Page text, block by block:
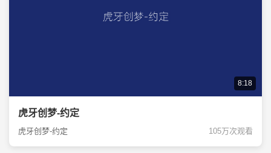
8:18
虎牙创梦-约定
虎牙创梦-约定 105万次观看